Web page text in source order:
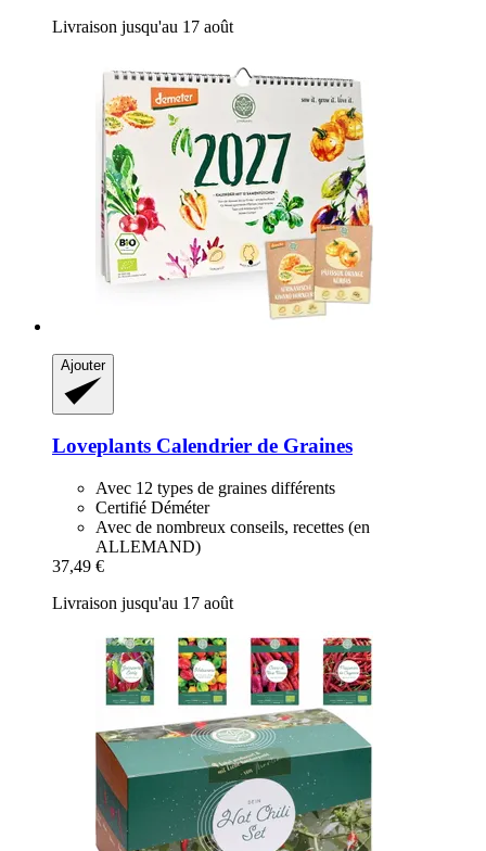
Livraison jusqu'au 17 août
Ajouter
Loveplants Calendrier de Graines
Avec 12 types de graines différents
Certifié Déméter
Avec de nombreux conseils, recettes (en
ALLEMAND)
37,49 €
Livraison jusqu'au 17 août